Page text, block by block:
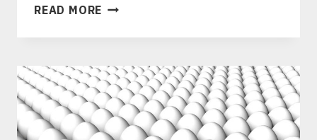
READ MORE